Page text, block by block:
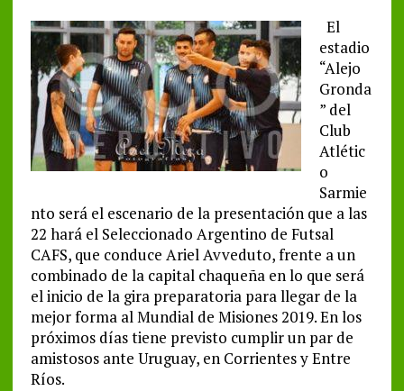
El
estadio
“Alejo
Gronda
” del
Club
Atlétic
o
Sarmie
nto será el escenario de la presentación que a las
22 hará el Seleccionado Argentino de Futsal
CAFS, que conduce Ariel Avveduto, frente a un
combinado de la capital chaqueña en lo que será
el inicio de la gira preparatoria para llegar de la
mejor forma al Mundial de Misiones 2019. En los
próximos días tiene previsto cumplir un par de
amistosos ante Uruguay, en Corrientes y Entre
Ríos.